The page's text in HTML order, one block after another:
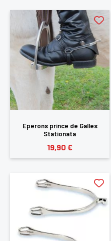
Eperons prince de Galles
Stationata
19,90 €